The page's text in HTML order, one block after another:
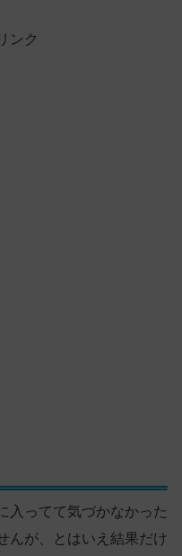
ンク
入ってて気づかなかった
んが、とはいえ結果だけ